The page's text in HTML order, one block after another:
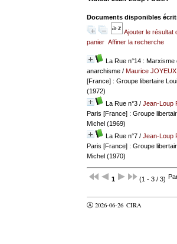
Documents disponibles
Ajouter le résultat
panier Affiner la recherche
La Rue n°14 : Marxisme
anarchisme/ Maurice JOYEUX
[France] : Groupe libertaire
(1972)
La Rue n°3/ Jean-Loup
Paris [France] : Groupe
Michel (1969)
La Rue n°7/ Jean-Loup
Paris [France] : Groupe
Michel (1970)
1 (1 - 3 / 3)
Ⓐ 2026-06-26 CIRA